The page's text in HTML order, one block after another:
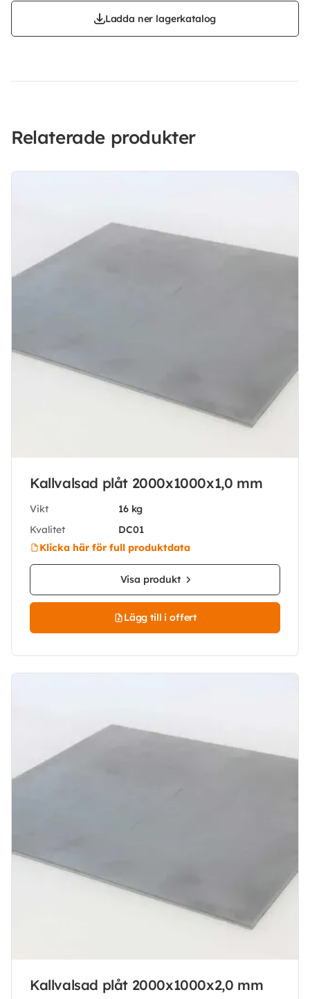
Ladda ner lagerkatalog
Relaterade produkter
Kallvalsad plåt 2000x1000x1,0 mm
Vikt
16 kg
Kvalitet
DC01
Klicka här för full produktdata
Visa produkt
Lägg till i offert
Kallvalsad plåt 2000x1000x2,0 mm